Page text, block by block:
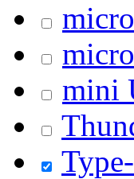
mini